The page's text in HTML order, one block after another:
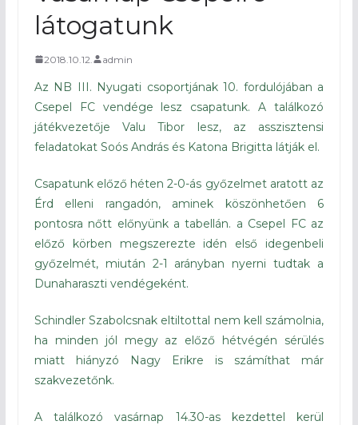
látogatunk
2018.10.12. admin
Az NB III. Nyugati csoportjának 10. fordulójában a
Csepel FC vendége lesz csapatunk. A találkozó
játékvezetője Valu Tibor lesz, az asszisztensi
feladatokat Soós András és Katona Brigitta látják el.
Csapatunk előző héten 2-0-ás győzelmet aratott az
Érd elleni rangadón, aminek köszönhetően 6
pontosra nőtt előnyünk a tabellán. a Csepel FC az
előző körben megszerezte idén első idegenbeli
győzelmét, miután 2-1 arányban nyerni tudtak a
Dunaharaszti vendégeként.
Schindler Szabolcsnak eltiltottal nem kell számolnia,
ha minden jól megy az előző hétvégén sérülés
miatt hiányzó Nagy Erikre is számíthat már
szakvezetőnk.
A találkozó vasárnap 14.30-as kezdettel kerül